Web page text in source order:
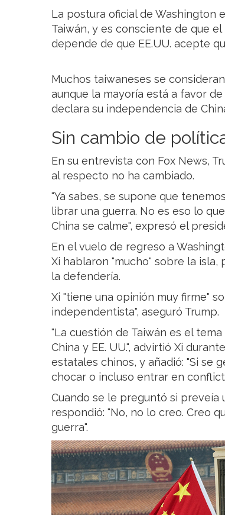
La postura oficial de Washington
Taiwán, y es consciente de que
depende de que EE.UU. acepte
Muchos taiwaneses se
aunque la mayoría está a favor
declara su independencia de
Sin cambio de
En su entrevista con Fox News,
al respecto no ha cambiado.
"Ya sabes, se supone que
librar una guerra. No es eso lo
China se calme", expresó el
En el vuelo de regreso a
Xi hablaron "mucho" sobre la isla,
la defendería.
Xi "tiene una opinión muy firme"
independentista", aseguró Trump.
"La cuestión de Taiwán es el
China y EE. UU.", advirtió Xi
estatales chinos, y añadió: "Si se
chocar o incluso entrar en
Cuando se le preguntó si preveía
respondió: "No, no lo creo. Creo
guerra".